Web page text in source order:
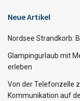
Neue Artikel
Nordsee Strandkorb:
Glampingurlaub mit
erleben
Von der Telefonzelle
Kommunikation auf